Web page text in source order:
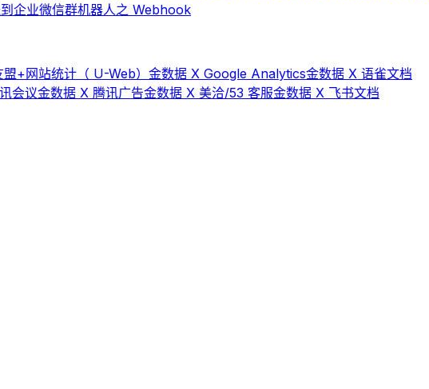
企业微信群机器人之 Webhook
+网站统计（ U-Web） 金数据 X Google Analytics金数据 X 语雀文档
会议金数据 X 腾讯广告金数据 X 美洽/53 客服金数据 X 飞书文档